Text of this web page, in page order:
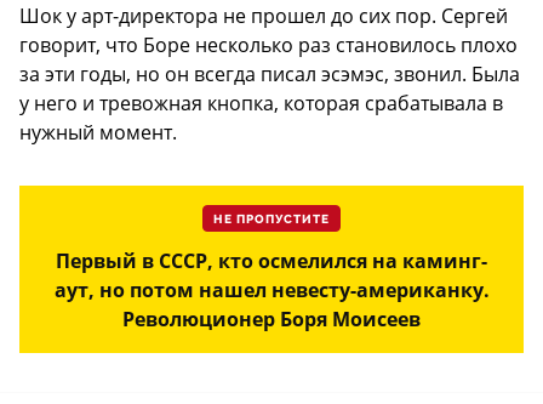
Шок у арт-директора не прошел до сих пор. Сергей
говорит, что Боре несколько раз становилось плохо
за эти годы, но он всегда писал эсэмэс, звонил. Была
у него и тревожная кнопка, которая срабатывала в
нужный момент.
НЕ ПРОПУСТИТЕ
Первый в СССР, кто осмелился на каминг-
аут, но потом нашел невесту-американку.
Революционер Боря Моисеев